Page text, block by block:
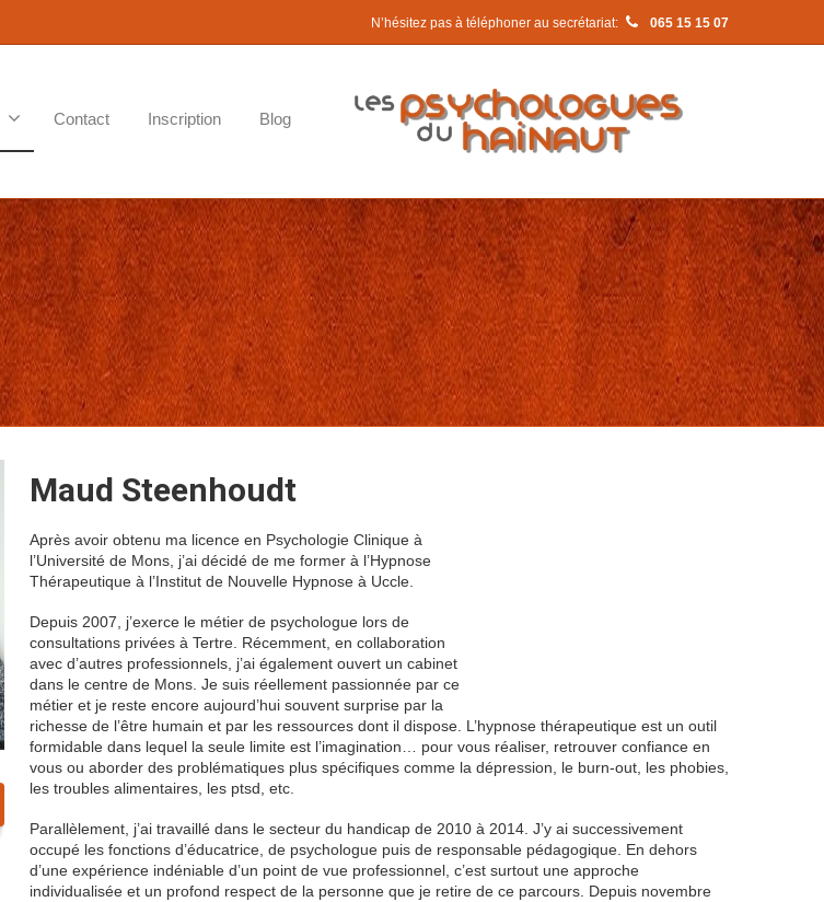
N’hésitez pas à téléphoner au secrétariat: 065 15 15 07
Contact Inscription Blog
Maud Steenhoudt
Après avoir obtenu ma licence en Psychologie Clinique à
l’Université de Mons, j’ai décidé de me former à l’Hypnose
Thérapeutique à l’Institut de Nouvelle Hypnose à Uccle.
Depuis 2007, j’exerce le métier de psychologue lors de
consultations privées à Tertre. Récemment, en collaboration
avec d’autres professionnels, j’ai également ouvert un cabinet
dans le centre de Mons. Je suis réellement passionnée par ce
métier et je reste encore aujourd’hui souvent surprise par la
richesse de l’être humain et par les ressources dont il dispose. L’hypnose thérapeutique est un outil
formidable dans lequel la seule limite est l’imagination… pour vous réaliser, retrouver confiance en
vous ou aborder des problématiques plus spécifiques comme la dépression, le burn-out, les phobies,
les troubles alimentaires, les ptsd, etc.
Parallèlement, j’ai travaillé dans le secteur du handicap de 2010 à 2014. J’y ai successivement
occupé les fonctions d’éducatrice, de psychologue puis de responsable pédagogique. En dehors
d’une expérience indéniable d’un point de vue professionnel, c’est surtout une approche
individualisée et un profond respect de la personne que je retire de ce parcours. Depuis novembre